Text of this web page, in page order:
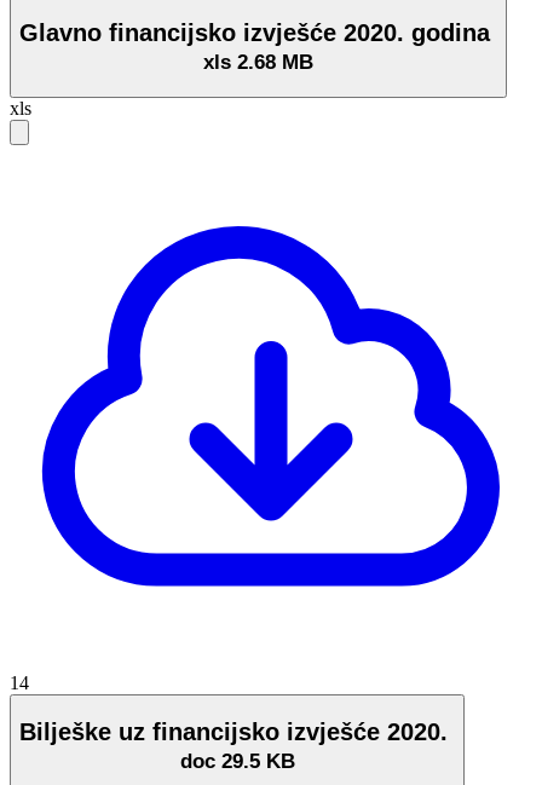
Glavno financijsko izvješće 2020. godina
xls 2.68 MB
xls
14
Bilješke uz financijsko izvješće 2020.
doc 29.5 KB